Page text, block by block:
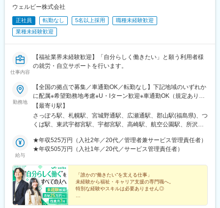
ウェルビー株式会社
正社員 転勤なし 5名以上採用
職種未経験歓迎
業種未経験歓迎
仕事内容
【福祉業界未経験歓迎】「自分らしく働きたい」と願う利用者様
の就労・自立サポートを行います。
勤務地
【全国の拠点で募集／車通勤OK／転勤なし】下記地域のいずれか
に配属※希望勤務地考慮※U・Iターン歓迎※車通勤OK（規定あり）
■北海道・東北北海道、宮城、福島■関東茨城、栃木、群馬、埼
玉、千葉、東京、神奈川 ■中部新潟、富山、石川、長野、岐阜、
静岡、愛知■近畿三重、滋賀、京都、大阪、兵庫、奈良、和歌山 ■
熊本、大分、宮崎、鹿児島、沖縄＼新規開所予定センター／■R三
宮／神戸市中央区御幸通6-1-20■津駅前／津市栄町3-142-1■ウェ
本八幡／市川市南八幡4-15-15■三田駅前／三田市駅前町1-38■泉
佐野／大阪府泉佐野市上町3-3-18■佐賀／佐賀市駅前中央1-7-1■つ
くば／つくば市吾妻1-10-1■相模大野／相模原市南区相模大野3-
19-13■新横浜西口／横浜市神奈川区鶴屋町2-2-17■宮崎橘通／宮
崎市橘通東4-1-2※いずれも開所予定となります。◎受動喫煙対策
【最寄り駅】
さっぽろ駅、札幌駅、宮城野通駅、広瀬通駅、郡山駅(福島県)、つ
くば駅、東武宇都宮駅、宇都宮駅、高崎駅、航空公園駅、所沢
加駅、春日部駅、西船橋駅、松戸駅、京成千葉駅、千葉駅、本八
幡駅(総武線)、秋葉原駅、三鷹駅、北千住駅、町田駅、錦糸町駅、
駅、新横浜駅、本厚木駅、藤沢駅、溝の口駅、上大岡駅、戸塚
駅、横須賀中央駅、川崎駅、京急川崎駅、平塚駅、向ケ丘遊園
駅、橋本駅(神奈川県)、相模大野駅、横浜駅、新潟駅、電気ビル前
駅、北鉄金沢駅、松本駅、長野駅、名鉄岐阜駅、静岡駅、新浜松
駅、浜北駅、沼津駅、名鉄名古屋駅、名古屋駅、今池駅(愛知県)、
給与
★年収525万円（入社2年／20代／管理者兼サービス管理責任者）
★年収505万円（入社1年／20代／サービス管理責任者）
「誰かの“働きたい”を支える仕事」
未経験から福祉・キャリア支援の専門職へ。
特別な経験やスキルは必要ありません◎